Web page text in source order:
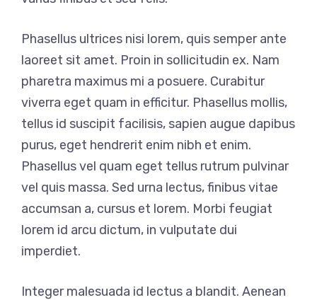
Phasellus ultrices nisi lorem, quis semper ante
laoreet sit amet. Proin in sollicitudin ex. Nam
pharetra maximus mi a posuere. Curabitur
viverra eget quam in efficitur. Phasellus mollis,
tellus id suscipit facilisis, sapien augue dapibus
purus, eget hendrerit enim nibh et enim.
Phasellus vel quam eget tellus rutrum pulvinar
vel quis massa. Sed urna lectus, finibus vitae
accumsan a, cursus et lorem. Morbi feugiat
lorem id arcu dictum, in vulputate dui
imperdiet.
Integer malesuada id lectus a blandit. Aenean